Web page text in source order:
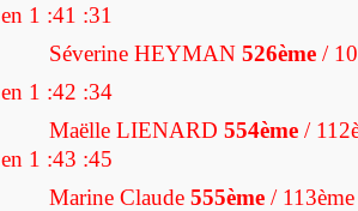
en 1 :41 :31
Séverine HEYMAN 526ème /
en 1 :42 :34
Maëlle LIENARD 554ème /
en 1 :43 :45
Marine Claude 555ème /